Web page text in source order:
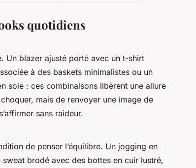
quotidiens
Un blazer ajusté porté avec un t-shirt
à des baskets minimalistes ou un
soie : ces combinaisons libèrent une allure
mais de renvoyer une image de
sans raideur.
de penser l’équilibre. Un jogging en
brodé avec des bottes en cuir lustré,